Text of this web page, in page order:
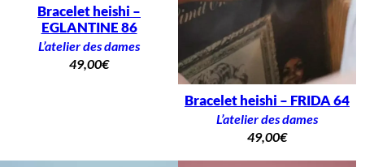
Bracelet heishi –
EGLANTINE 86
L’atelier des dames
49,00€
Bracelet heishi – FRIDA 64
L’atelier des dames
49,00€